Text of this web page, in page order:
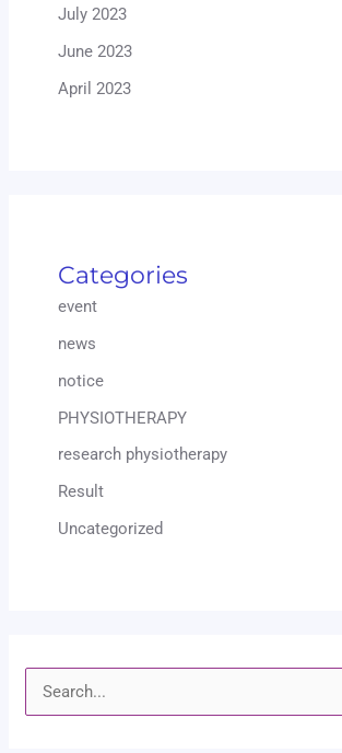
July 2023
June 2023
April 2023
Categories
event
news
notice
PHYSIOTHERAPY
research physiotherapy
Result
Uncategorized